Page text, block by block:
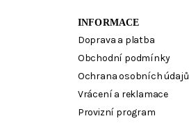
INFORMACE
Doprava a platba
Obchodní podmínky
Ochrana osobních údajů
Vrácení a reklamace
Provizní program